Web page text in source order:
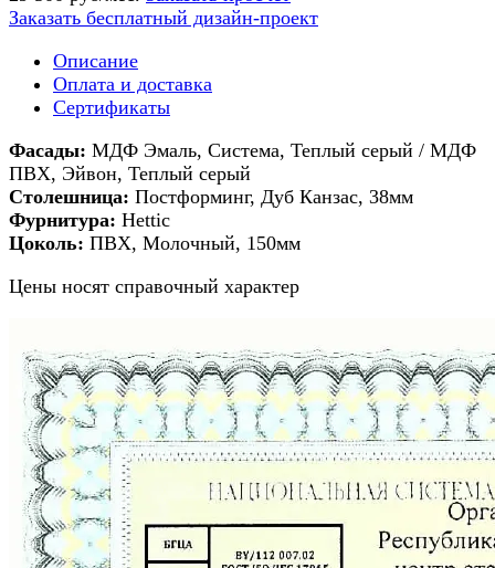
Заказать бесплатный дизайн-проект
Описание
Оплата и доставка
Сертификаты
Фасады: МДФ Эмаль, Система, Теплый серый / МДФ
ПВХ, Эйвон, Теплый серый
Столешница: Постформинг, Дуб Канзас, 38мм
Фурнитура: Hettic
Цоколь: ПВХ, Молочный, 150мм
Цены носят справочный характер